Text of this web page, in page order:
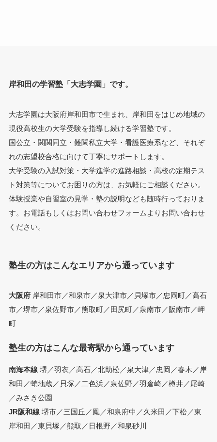
岸和田の学習塾「大志学園」です。
大志学園は大阪府岸和田市で生まれ、岸和田をはじめ地域の
現役高校生の大学受験を指導し続ける学習塾です。
国公立・関関同立・難関私立大学・看護医療系など、それぞ
れの志望校合格に向けて丁寧にサポートします。
大学受験の入試対策・大学進学の進路相談・高校の定期テス
ト対策等についてお困りの方は、お気軽にご相談ください。
体験授業や自習室の見学・塾の説明なども随時行っておりま
す。お電話もしくはお問い合わせフォームよりお問い合わせ
ください。
塾生の方はこんなエリアから通っています
大阪府岸和田市／和泉市／泉大津市／貝塚市／忠岡町／高石
市／堺市／泉佐野市／熊取町／田尻町／泉南市／阪南市／岬
町
塾生の方はこんな最寄駅から通っています
南海本線堺／羽衣／高石／北助松／泉大津／忠岡／春木／岸
和田／蛸地蔵／貝塚／二色浜／泉佐野／羽倉崎／樽井／尾崎
／みさき公園
JR阪和線堺市／三国丘／鳳／和泉府中／久米田／下松／東
岸和田／東貝塚／熊取／日根野／和泉砂川